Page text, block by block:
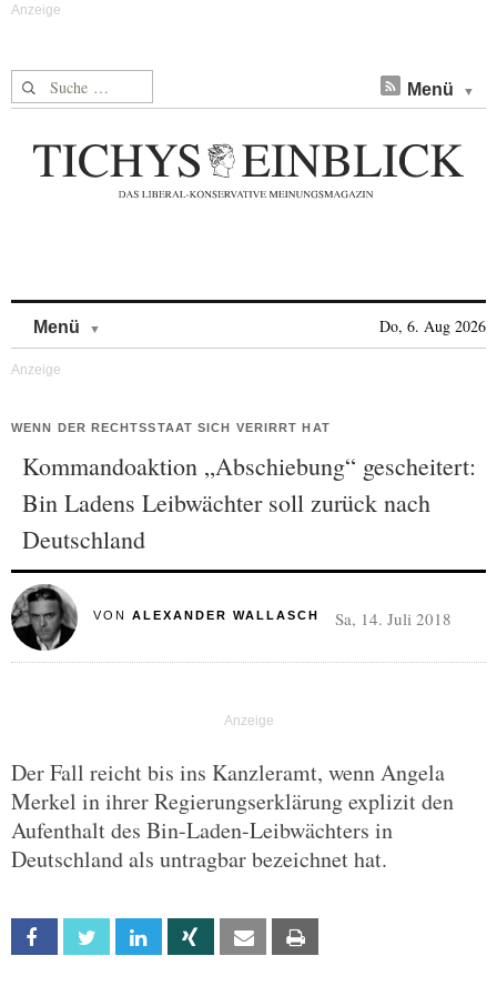
Suche nach: Menü
Menü Do, 6. Aug 2026
WENN DER RECHTSSTAAT SICH VERIRRT HAT
Kommandoaktion „Abschiebung“ gescheitert:
Bin Ladens Leibwächter soll zurück nach
Deutschland
VON ALEXANDER WALLASCH Sa, 14. Juli 2018
Der Fall reicht bis ins Kanzleramt, wenn Angela
Merkel in ihrer Regierungserklärung explizit den
Aufenthalt des Bin-Laden-Leibwächters in
Deutschland als untragbar bezeichnet hat.
Facebook Twitter Linkedin Xing Email